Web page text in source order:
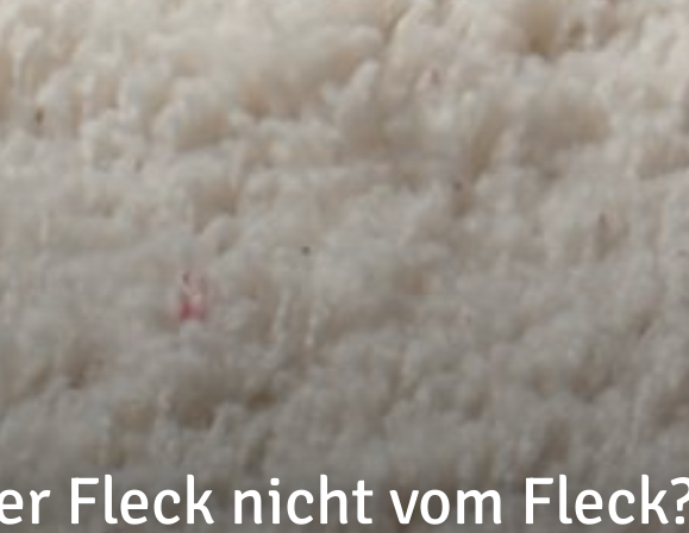
Fleck nicht vom